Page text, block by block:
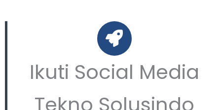
Ikuti Social Media